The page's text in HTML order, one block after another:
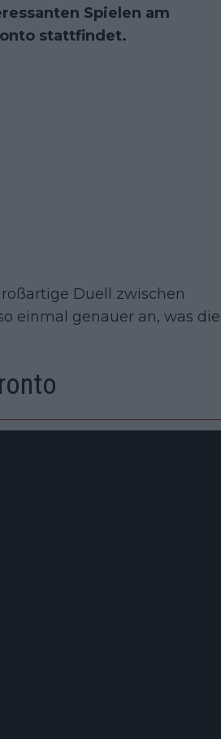
Spielen am
stattfindet.
Duell zwischen
einmal genauer an, was die